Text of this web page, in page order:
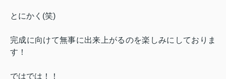
とにかく(笑)
完成に向けて無事に出来上がるのを楽しみにしておりま
す！
ではでは！！